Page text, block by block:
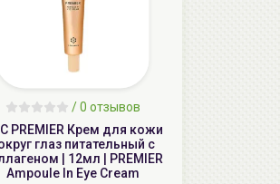
/0 отзывов
PREMIER Крем для кожи
глаз питательный с
| 12мл | PREMIER
Ampoule In Eye Cream